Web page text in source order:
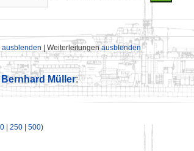
ausblenden | Weiterleitungenausblenden
Bernhard Müller:
|250 |500)